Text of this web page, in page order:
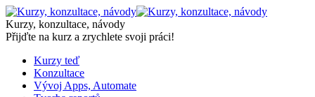
Skip
to
content
Kurzy, konzultace, návody
Přijďte na kurz a zrychlete svoji práci!
Kurzy teď
Konzultace
Vývoj Apps, Automate